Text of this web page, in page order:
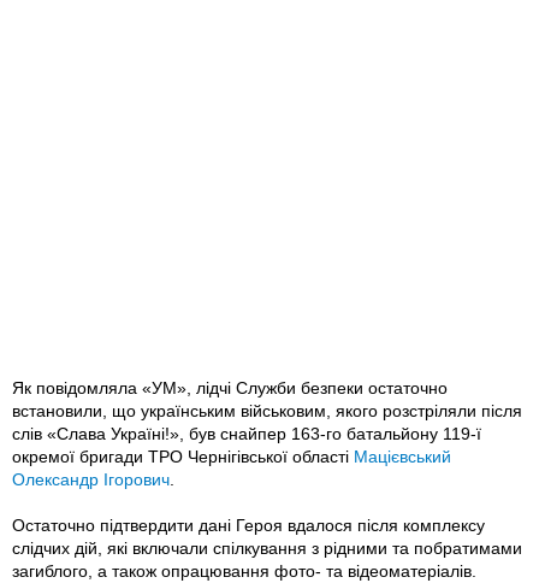
Як повідомляла «УМ», лідчі Служби безпеки остаточно
встановили, що українським військовим, якого розстріляли після
слів «Слава Україні!», був снайпер 163-го батальйону 119-ї
окремої бригади ТРО Чернігівської області Мацієвський
Олександр Ігорович.
Остаточно підтвердити дані Героя вдалося після комплексу
слідчих дій, які включали спілкування з рідними та побратимами
загиблого, а також опрацювання фото- та відеоматеріалів.